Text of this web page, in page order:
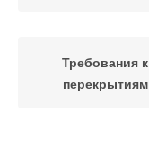
Требования к
перекрытиям